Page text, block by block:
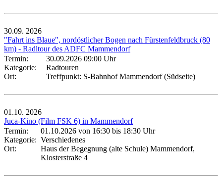
30.09. 2026
"Fahrt ins Blaue", nordöstlicher Bogen nach Fürstenfeldbruck (80
km) - Radltour des ADFC Mammendorf
Termin:
30.09.2026 09:00 Uhr
Kategorie:
Radtouren
Ort:
Treffpunkt: S-Bahnhof Mammendorf (Südseite)
01.10. 2026
Juca-Kino (Film FSK 6) in Mammendorf
Termin:
01.10.2026 von 16:30 bis 18:30 Uhr
Kategorie: Verschiedenes
Ort:
Haus der Begegnung (alte Schule) Mammendorf,
Klosterstraße 4